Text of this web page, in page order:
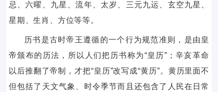
忌、六曜、九星、流年、太岁、三元九运、玄空九星、
星期、生肖、方位等等。
历书是古时帝王遵循的一个行为规范准则，是由皇
帝颁布的历法，所以人们把历书称为“皇历”；辛亥革命
以后推翻了帝制，才把“皇历”改写成“黄历”。黄历里面不
但包括了天文气象、时令季节而且还包含了人民在日常